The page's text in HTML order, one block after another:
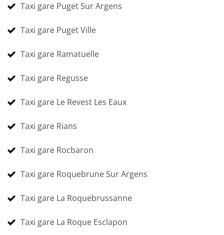
Taxi gare Puget Sur Argens
Taxi gare Puget Ville
Taxi gare Ramatuelle
Taxi gare Regusse
Taxi gare Le Revest Les Eaux
Taxi gare Rians
Taxi gare Rocbaron
Taxi gare Roquebrune Sur Argens
Taxi gare La Roquebrussanne
Taxi gare La Roque Esclapon